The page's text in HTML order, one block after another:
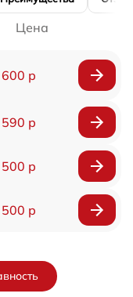
Цена
600 р
590 р
500 р
500 р